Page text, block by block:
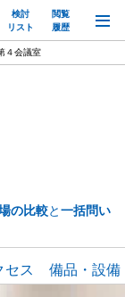
検討
リスト
閲覧
履歴
４会議室
の比較と一括問い
セス 備品・設備